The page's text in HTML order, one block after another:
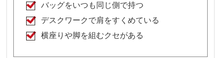
バッグをいつも同じ側で持つ
デスクワークで肩をすくめている
横座りや脚を組むクセがある